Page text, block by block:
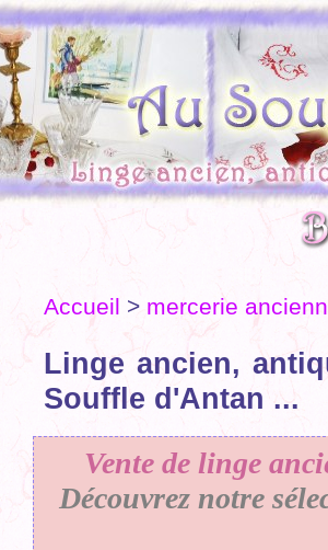
Accueil > mercerie
Linge ancien,
Souffle d'Antan ...
Vente de linge
Découvrez notre